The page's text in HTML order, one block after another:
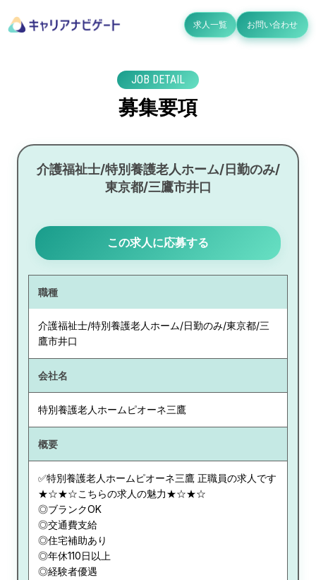
求人一覧 お問い合わせ
JOB DETAIL
募集要項
介護福祉士/特別養護老人ホーム/日勤のみ/
東京都/三鷹市井口
この求人に応募する
職種
介護福祉士/特別養護老人ホーム/日勤のみ/東京都/三
鷹市井口
会社名
特別養護老人ホームピオーネ三鷹
概要
✅特別養護老人ホームピオーネ三鷹 正職員の求人です
★☆★☆こちらの求人の魅力★☆★☆
◎ブランクOK
◎交通費支給
◎住宅補助あり
◎年休110日以上
◎経験者優遇